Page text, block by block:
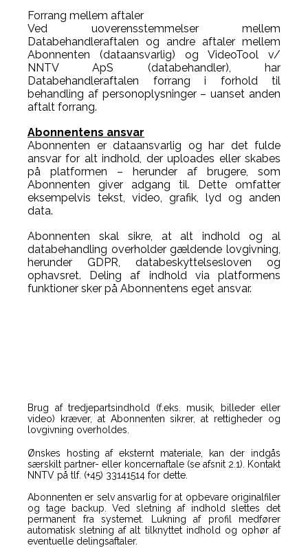
Forrang mellem aftaler
Ved uoverensstemmelser mellem
Databehandleraftalen og andre aftaler mellem
Abonnenten (dataansvarlig) og VideoTool v/
NNTV ApS (databehandler), har
Databehandleraftalen forrang i forhold til
behandling af personoplysninger – uanset anden
aftalt forrang.
Abonnentens ansvar
Abonnenten er dataansvarlig og har det fulde
ansvar for alt indhold, der uploades eller skabes
på platformen – herunder af brugere, som
Abonnenten giver adgang til. Dette omfatter
eksempelvis tekst, video, grafik, lyd og anden
data.
Abonnenten skal sikre, at alt indhold og al
databehandling overholder gældende lovgivning,
herunder GDPR, databeskyttelsesloven og
ophavsret. Deling af indhold via platformens
funktioner sker på Abonnentens eget ansvar.
Brug af tredjepartsindhold (f.eks. musik, billeder eller
video) kræver, at Abonnenten sikrer, at rettigheder og
lovgivning overholdes.
Ønskes hosting af eksternt materiale, kan der indgås
særskilt partner- eller koncernaftale (se afsnit 2.1). Kontakt
NNTV på tlf. (+45) 33141514 for dette.
Abonnenten er selv ansvarlig for at opbevare originalfiler
og tage backup. Ved sletning af indhold slettes det
permanent fra systemet. Lukning af profil medfører
automatisk sletning af alt tilknyttet indhold og ophør af
eventuelle delingsaftaler.